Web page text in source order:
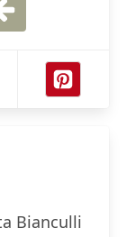
Bianculli